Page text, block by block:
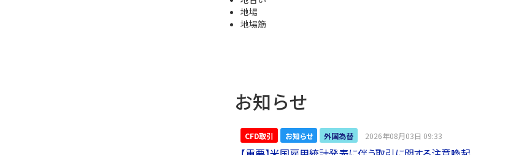
地場
地場筋
お知らせ
CFD取引 お知らせ 外国為替 2026年08月03日 09:33